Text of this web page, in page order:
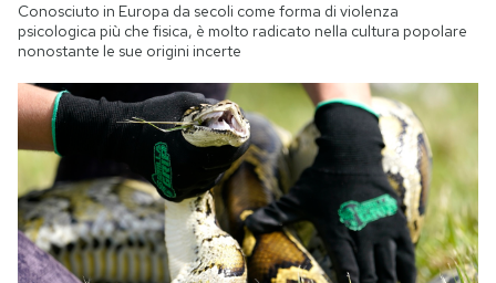
Conosciuto in Europa da secoli come forma di violenza
psicologica più che fisica, è molto radicato nella cultura popolare
nonostante le sue origini incerte